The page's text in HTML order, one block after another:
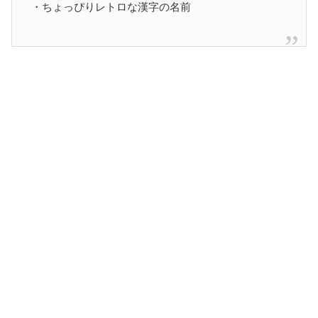
・ちょっぴりレトロな漢字の名前